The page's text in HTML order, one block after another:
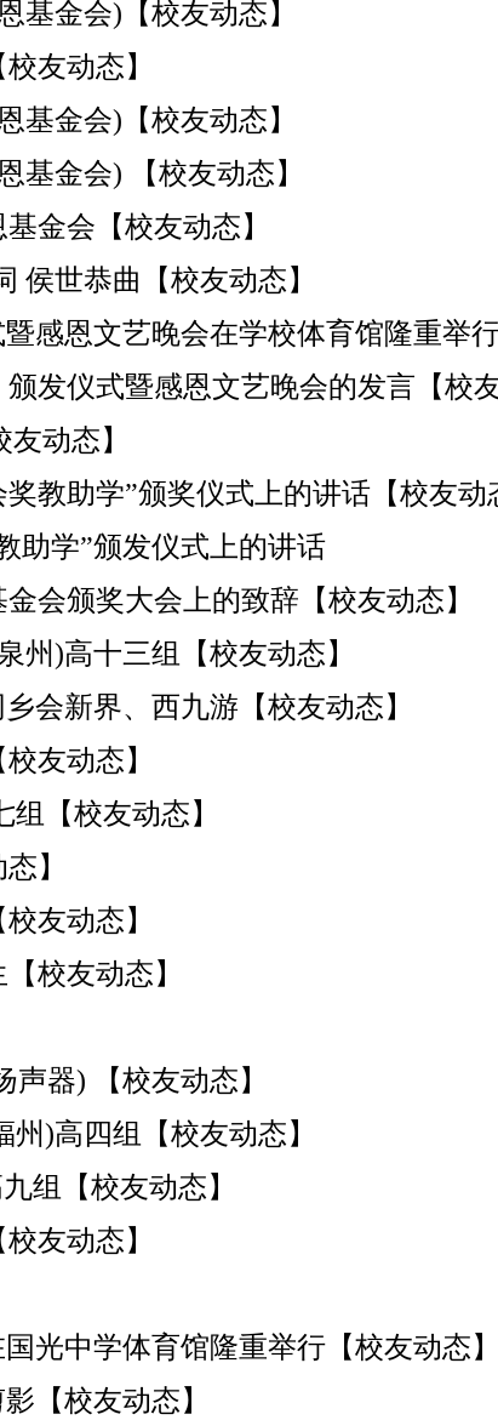
基金会)【校友动态】
友动态】
基金会)【校友动态】
基金会) 【校友动态】
金会【校友动态】
侯世恭曲【校友动态】
感恩文艺晚会在学校体育馆隆重举行
发仪式暨感恩文艺晚会的发言【校友
动态】
教助学”颁奖仪式上的讲话【校友动
助学”颁发仪式上的讲话
会颁奖大会上的致辞【校友动态】
州)高十三组【校友动态】
会新界、西九游【校友动态】
友动态】
【校友动态】
】
友动态】
校友动态】
器) 【校友动态】
)高四组【校友动态】
组【校友动态】
友动态】
光中学体育馆隆重举行【校友动态】
【校友动态】